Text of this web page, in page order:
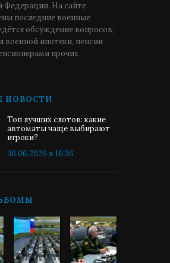
Федерации. На сайте
последние военные
обсуждение вопросов,
военной ипотеки, пенсии
прочих
НОВОСТИ
Топ лучших слотов: какие
автоматы чаще выбирают
игроки?
30.06.2026 в 16:36